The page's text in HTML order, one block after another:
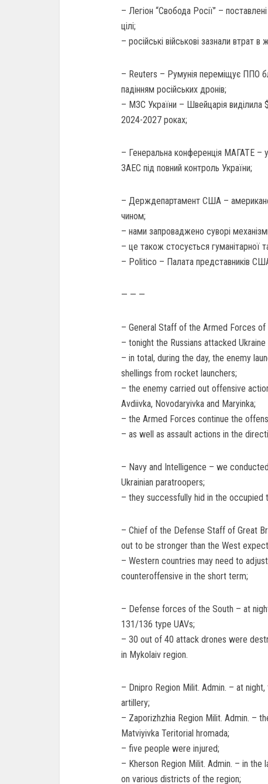
– Легіон “Свобода Росії” –
цілі;
– російські військові зазнали втрат в
– Reuters – Румунія переміщує ППО
падінням російських дронів;
– МЗС України – Швейцарія виділила
2024-2027 роках;
– Генеральна конференція МАГАТЕ –
ЗАЕС під повний контроль України;
– Держдепартамент США –
чином;
– нами запроваджено суворі
– це також стосується гуманітарної
– Politico – Палата представників США
— — —
– General Staff of the Armed Forces
– tonight the Russians attacked
– in total, during the day, the enemy
shellings from rocket launchers;
– the enemy carried out offensive
Avdiivka, Novodaryivka and Maryinka;
– the Armed Forces continue the
– as well as assault actions in the
– Navy and Intelligence – we
Ukrainian paratroopers;
– they successfully hid in the occupied
– Chief of the Defense Staff of Great
out to be stronger than the West
– Western countries may need to
counteroffensive in the short term;
– Defense forces of the South – at
131/136 type UAVs;
– 30 out of 40 attack drones were
in Mykolaiv region.
– Dnipro Region Milit. Admin. – at
artillery;
– Zaporizhzhia Region Milit. Admin. –
Matviyivka Teritorial hromada;
– five people were injured;
– Kherson Region Milit. Admin. – in
on various districts of the region;